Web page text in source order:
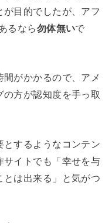
目的でしたが、アフ
るなら勿体無いで
がかかるので、アメ
方が認知度を手っ取
とするようなコンテン
サイトでも「幸せを与
とは出来る」と気がつ